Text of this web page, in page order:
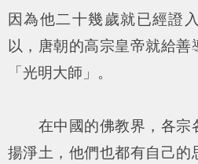
因為他二十幾歲就已經證
以，唐朝的高宗皇帝就給
「光明大師」。
在中國的佛教界，各宗
揚淨土，他們也都有自己的